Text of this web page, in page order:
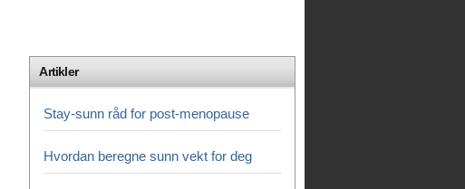
Artikler
Stay-sunn råd for post-menopause
Hvordan beregne sunn vekt for deg